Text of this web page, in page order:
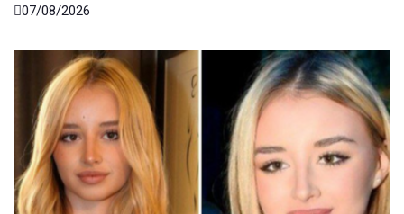
07/08/2026